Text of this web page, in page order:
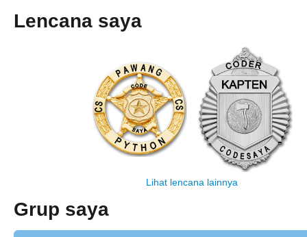
Lencana saya
Lihat lencana lainnya
Grup saya